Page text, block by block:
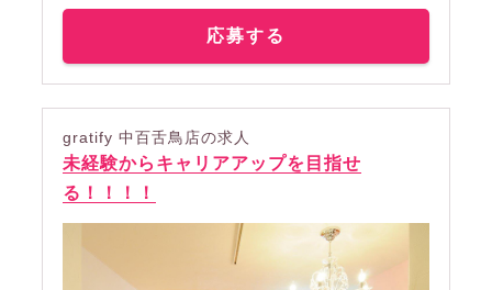
応募する
gratify 中百舌鳥店の求人
未経験からキャリアアップを目指せ
る！！！！